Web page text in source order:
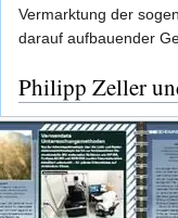
Vermarktung der
darauf aufbauender
Philipp Zeller